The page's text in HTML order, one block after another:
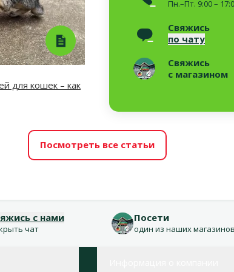
Пн.–Пт. 9:00 –
Свяжись
по чату
Свяжись
с магазином
для кошек – как
Посмотреть все статьи
с нами
чат
Посети
один из наших